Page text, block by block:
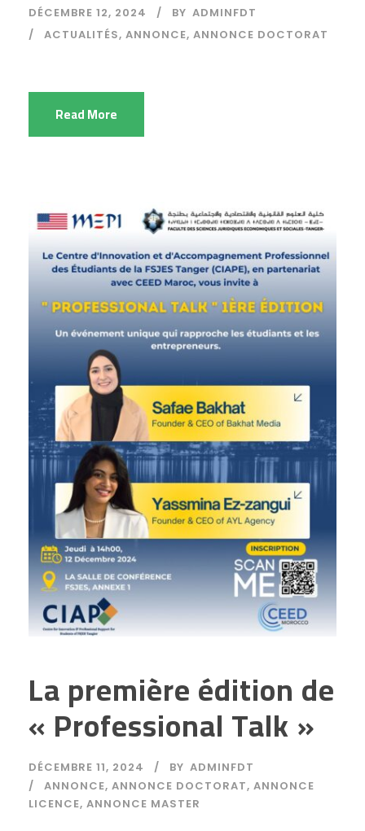
DÉCEMBRE 12, 2024 BY ADMINFDT
ACTUALITÉS, ANNONCE, ANNONCE DOCTORAT
Read More
La première édition de
« Professional Talk »
DÉCEMBRE 11, 2024 BY ADMINFDT
ANNONCE, ANNONCE DOCTORAT, ANNONCE
LICENCE, ANNONCE MASTER